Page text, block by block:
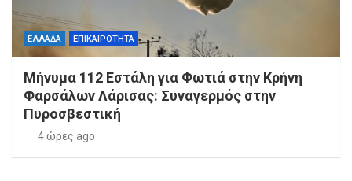
ΕΛΛΑΔΑ ΕΠΙΚΑΙΡΟΤΗΤΑ
Μήνυμα 112 Εστάλη για Φωτιά στην Κρήνη
Φαρσάλων Λάρισας: Συναγερμός στην
Πυροσβεστική
4 ώρες ago